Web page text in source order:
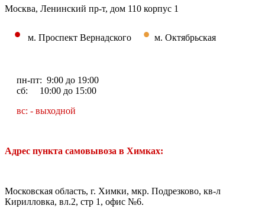
Москва, Ленинский пр-т, дом 110 корпус 1
• м. Проспект Вернадского • м. Октябрьская
пн-пт: 9:00 до 19:00
сб: 10:00 до 15:00
вс: - выходной
Адрес пункта самовывоза в Химках:
Московская область, г. Химки, мкр. Подрезково, кв-л
Кирилловка, вл.2, стр 1, офис №6.